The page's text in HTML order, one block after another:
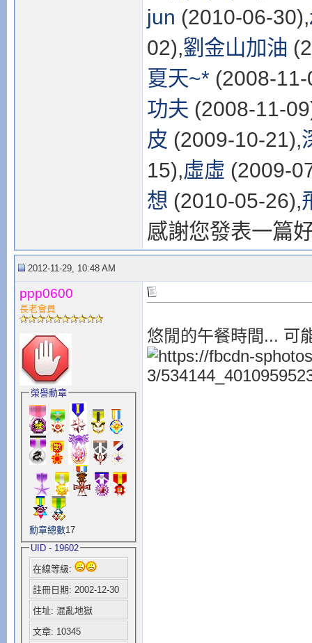
jun (2010-06-30),
02),劉金山加油
夏天~* (2008-
功夫 (2008-11-
皮 (2009-10-21),
15),虛虛 (2009-
想 (2010-05-26),
感謝您發表一篇
2012-11-29, 10:48 AM
ppp0600
長老會員
榮譽勳章
勳章總數17
UID - 19602
在線等級:
註冊日期: 2002-12-30
住址: 混亂地獄
文章: 10345
悠閒的午餐時間... 可